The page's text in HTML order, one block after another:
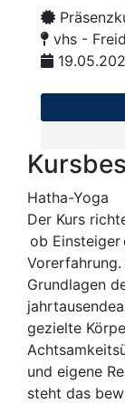
vhs -
Hatha-Yoga
Der Kurs
ob
Grundlagen
gezielte
und eigene
steht das